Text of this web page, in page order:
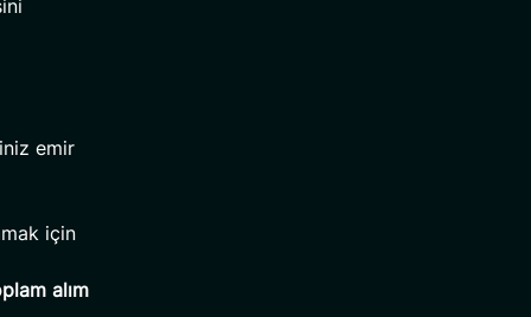
emir
için
alım